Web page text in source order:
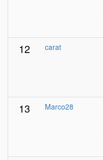
12 carat
13 Marco28